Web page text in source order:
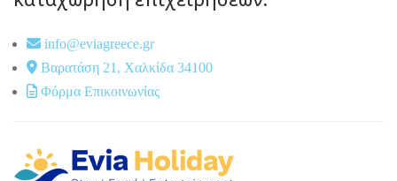
info@eviagreece.gr
Βαρατάση 21, Χαλκίδα 34100
Φόρμα Επικοινωνίας